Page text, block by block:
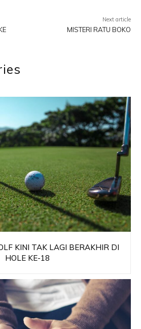
Next article
MISTERI RATU BOKO
KINI TAK LAGI BERAKHIR DI
HOLE KE-18